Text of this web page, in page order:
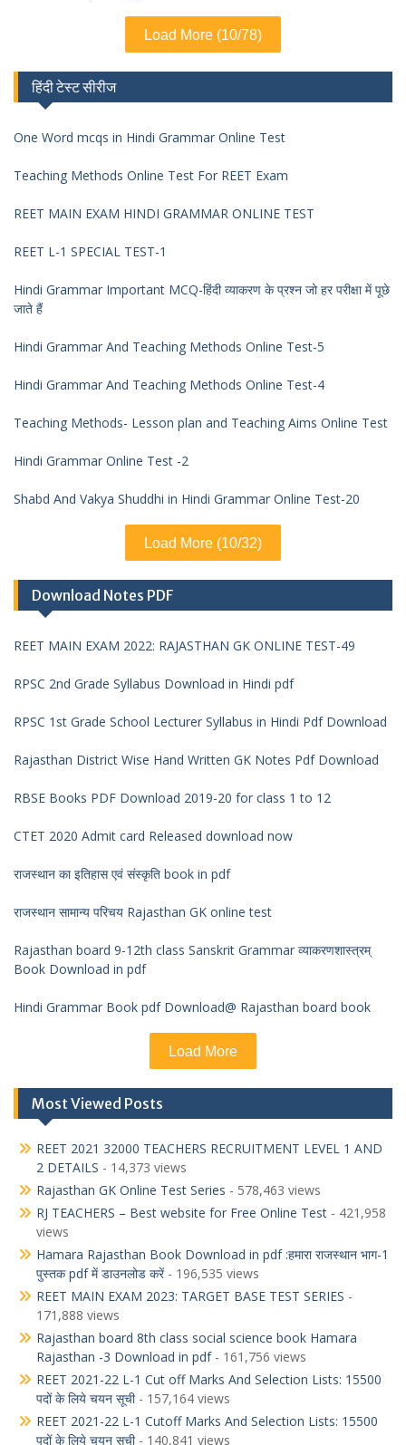
Load More (10/78)
हिंदी टेस्ट सीरीज
One Word mcqs in Hindi Grammar Online Test
Teaching Methods Online Test For REET Exam
REET MAIN EXAM HINDI GRAMMAR ONLINE TEST
REET L-1 SPECIAL TEST-1
Hindi Grammar Important MCQ-हिंदी व्याकरण के प्रश्न जो हर परीक्षा में पूछे
जाते हैं
Hindi Grammar And Teaching Methods Online Test-5
Hindi Grammar And Teaching Methods Online Test-4
Teaching Methods- Lesson plan and Teaching Aims Online Test
Hindi Grammar Online Test -2
Shabd And Vakya Shuddhi in Hindi Grammar Online Test-20
Load More (10/32)
Download Notes PDF
REET MAIN EXAM 2022: RAJASTHAN GK ONLINE TEST-49
RPSC 2nd Grade Syllabus Download in Hindi pdf
RPSC 1st Grade School Lecturer Syllabus in Hindi Pdf Download
Rajasthan District Wise Hand Written GK Notes Pdf Download
RBSE Books PDF Download 2019-20 for class 1 to 12
CTET 2020 Admit card Released download now
राजस्थान का इतिहास एवं संस्कृति book in pdf
राजस्थान सामान्य परिचय Rajasthan GK online test
Rajasthan board 9-12th class Sanskrit Grammar व्याकरणशास्त्रम्
Book Download in pdf
Hindi Grammar Book pdf Download@ Rajasthan board book
Load More
Most Viewed Posts
REET 2021 32000 TEACHERS RECRUITMENT LEVEL 1 AND
2 DETAILS - 14,373 views
Rajasthan GK Online Test Series - 578,463 views
RJ TEACHERS – Best website for Free Online Test - 421,958
views
Hamara Rajasthan Book Download in pdf :हमारा राजस्थान भाग-1
पुस्तक pdf में डाउनलोड करें- 196,535 views
REET MAIN EXAM 2023: TARGET BASE TEST SERIES -
171,888 views
Rajasthan board 8th class social science book Hamara
Rajasthan -3 Download in pdf- 161,756 views
REET 2021-22 L-1 Cut off Marks And Selection Lists: 15500
पदों के लिये चयन सूची- 157,164 views
REET 2021-22 L-1 Cutoff Marks And Selection Lists: 15500
पदों के लिये चयन सूची- 140,841 views